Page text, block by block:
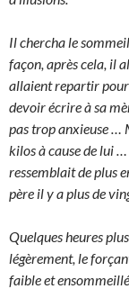
Il chercha le
façon, après cela, il
allaient repartir
devoir écrire à sa
pas trop anxieuse …
kilos à cause de lui
ressemblait de plus
père il y a plus de
Quelques heures
légèrement, le
faible et